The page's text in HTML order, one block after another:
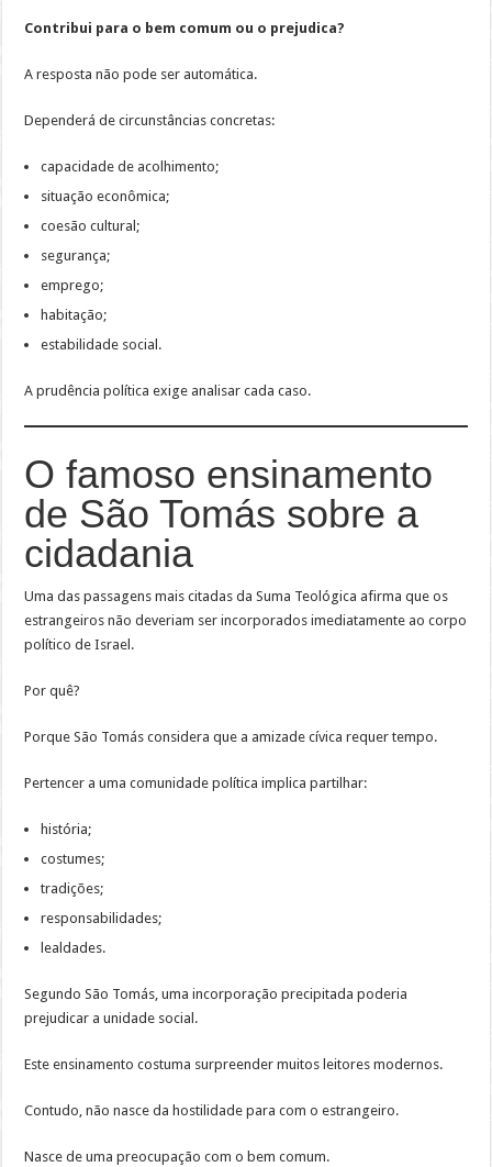
Contribui para o bem comum ou o prejudica?
A resposta não pode ser automática.
Dependerá de circunstâncias concretas:
capacidade de acolhimento;
situação econômica;
coesão cultural;
segurança;
emprego;
habitação;
estabilidade social.
A prudência política exige analisar cada caso.
O famoso ensinamento
de São Tomás sobre a
cidadania
Uma das passagens mais citadas da Suma Teológica afirma que os
estrangeiros não deveriam ser incorporados imediatamente ao corpo
político de Israel.
Por quê?
Porque São Tomás considera que a amizade cívica requer tempo.
Pertencer a uma comunidade política implica partilhar:
história;
costumes;
tradições;
responsabilidades;
lealdades.
Segundo São Tomás, uma incorporação precipitada poderia
prejudicar a unidade social.
Este ensinamento costuma surpreender muitos leitores modernos.
Contudo, não nasce da hostilidade para com o estrangeiro.
Nasce de uma preocupação com o bem comum.